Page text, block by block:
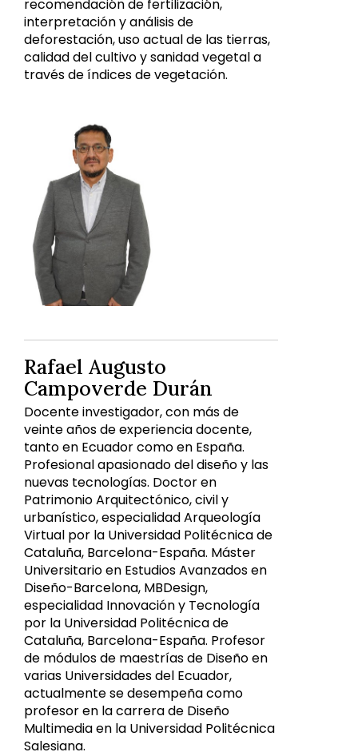
recomendación de fertilización,
interpretación y análisis de
deforestación, uso actual de las tierras,
calidad del cultivo y sanidad vegetal a
través de índices de vegetación.
Rafael Augusto
Campoverde Durán
Docente investigador, con más de
veinte años de experiencia docente,
tanto en Ecuador como en España.
Profesional apasionado del diseño y las
nuevas tecnologías. Doctor en
Patrimonio Arquitectónico, civil y
urbanístico, especialidad Arqueología
Virtual por la Universidad Politécnica de
Cataluña, Barcelona-España. Máster
Universitario en Estudios Avanzados en
Diseño-Barcelona, MBDesign,
especialidad Innovación y Tecnología
por la Universidad Politécnica de
Cataluña, Barcelona-España. Profesor
de módulos de maestrías de Diseño en
varias Universidades del Ecuador,
actualmente se desempeña como
profesor en la carrera de Diseño
Multimedia en la Universidad Politécnica
Salesiana.